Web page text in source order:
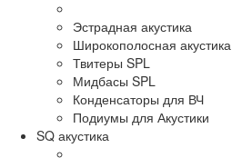
Эстрадная акустика
Широкополосная акустика
Твитеры SPL
Мидбасы SPL
Конденсаторы для ВЧ
Подиумы для Акустики
SQ акустика